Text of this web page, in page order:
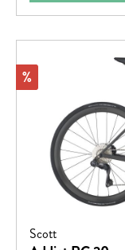
Rabatt
%
Scott